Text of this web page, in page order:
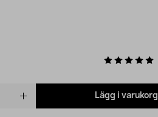
Lägg i varukorg